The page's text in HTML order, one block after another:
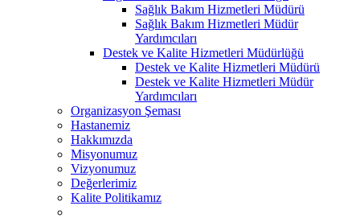
Sağlık Bakım Hizmetleri Müdürü
Sağlık Bakım Hizmetleri Müdür
Yardımcıları
Destek ve Kalite Hizmetleri Müdürlüğü
Destek ve Kalite Hizmetleri Müdürü
Destek ve Kalite Hizmetleri Müdür
Yardımcıları
Organizasyon Şeması
Hastanemiz
Hakkımızda
Misyonumuz
Vizyonumuz
Değerlerimiz
Kalite Politikamız